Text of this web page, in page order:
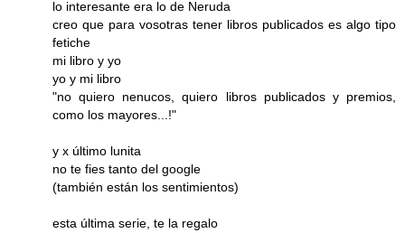
lo interesante era lo de Neruda
creo que para vosotras tener libros publicados es algo tipo
fetiche
mi libro y yo
yo y mi libro
"no quiero nenucos, quiero libros publicados y premios,
como los mayores...!"
y x último lunita
no te fies tanto del google
(también están los sentimientos)
esta última serie, te la regalo